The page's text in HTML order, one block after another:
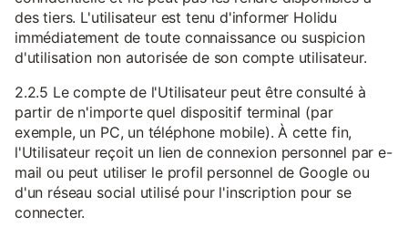
des tiers. L'utilisateur est tenu d'informer Holidu
immédiatement de toute connaissance ou suspicion
d'utilisation non autorisée de son compte utilisateur.
2.2.5 Le compte de l'Utilisateur peut être consulté à
partir de n'importe quel dispositif terminal (par
exemple, un PC, un téléphone mobile). À cette fin,
l'Utilisateur reçoit un lien de connexion personnel par e-
mail ou peut utiliser le profil personnel de Google ou
d'un réseau social utilisé pour l'inscription pour se
connecter.